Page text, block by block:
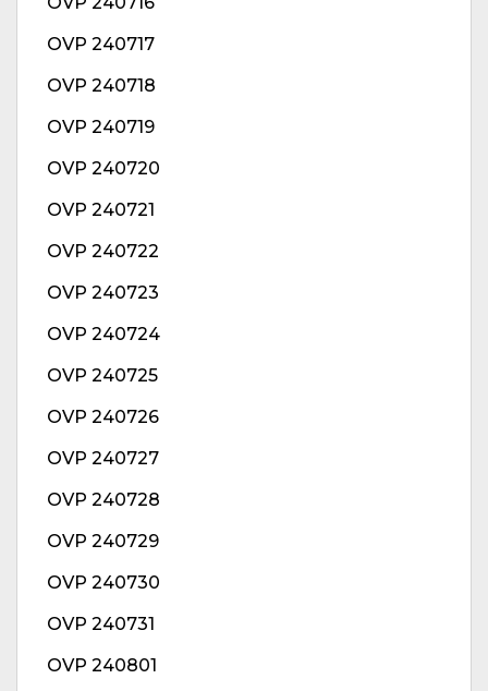
OVP 240717
OVP 240718
OVP 240719
OVP 240720
OVP 240721
OVP 240722
OVP 240723
OVP 240724
OVP 240725
OVP 240726
OVP 240727
OVP 240728
OVP 240729
OVP 240730
OVP 240731
OVP 240801